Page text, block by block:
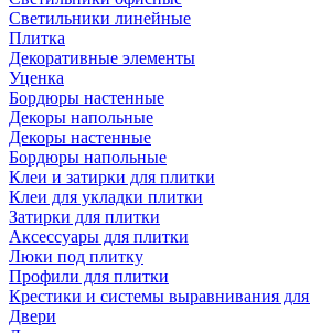
Светильники линейные
Плитка
Декоративные элементы
Уценка
Бордюры настенные
Декоры напольные
Декоры настенные
Бордюры напольные
Клеи и затирки для плитки
Клеи для укладки плитки
Затирки для плитки
Аксессуары для плитки
Люки под плитку
Профили для плитки
Крестики и системы выравнивания
Двери